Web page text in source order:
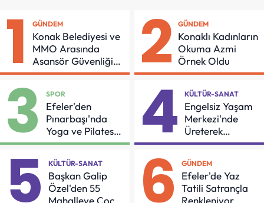
1 GÜNDEM
Konak Belediyesi ve
MMO Arasında
Asansör Güvenliği
İçin Önemli Protokol
2 GÜNDEM
Konaklı Kadınların
Okuma Azmi
Örnek Oldu
3 SPOR
Efeler'den
Pınarbaşı'nda
Yoga ve Pilates
Buluşması
4 KÜLTÜR-SANAT
Engelsiz Yaşam
Merkezi'nde
Üreterek
Güçleniyorlar
5 KÜLTÜR-SANAT
Başkan Galip
Özel'den 55
6 GÜNDEM
Efeler'de Yaz
Tatili Satrançla